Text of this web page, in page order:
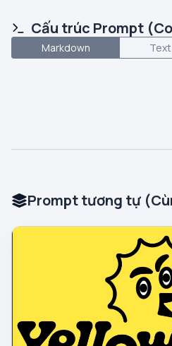
Cấu trúc Prompt
Markdown
Prompt tương tự